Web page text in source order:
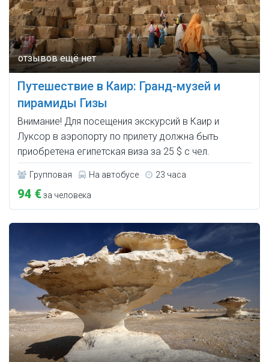
Путешествие в Каир: Гранд-музей и
пирамиды Гизы
Внимание! Для посещения экскурсий в Каир и
Луксор в аэропорту по прилету должна быть
приобретена египетская виза за 25 $ с чел.
Групповая На автобусе 23 часа
94 €за человека